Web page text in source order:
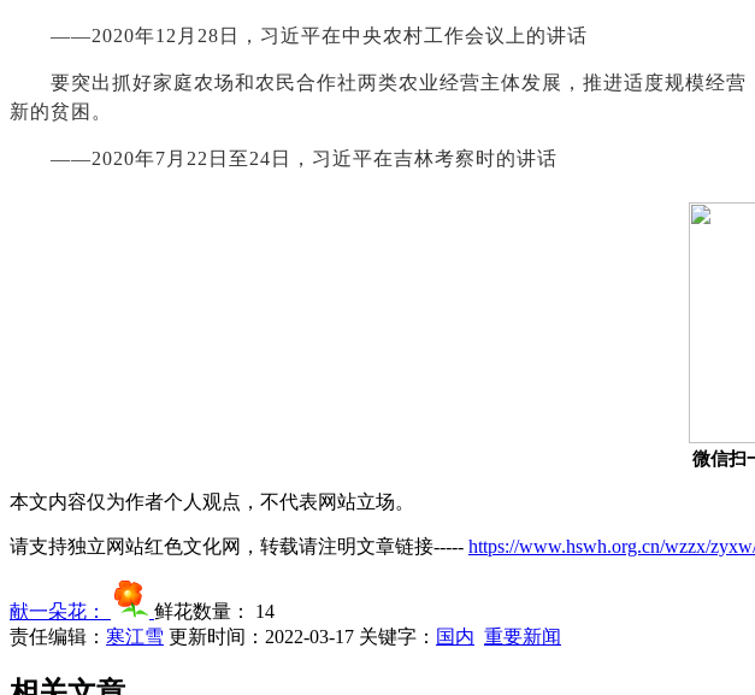
——2020年12月28日，习近平在中央农村工作会议上的讲话
要突出抓好家庭农场和农民合作社两类农业经营主体发展，推进适度规模经营
新的贫困。
——2020年7月22日至24日，习近平在吉林考察时的讲话
微信扫
本文内容仅为作者个人观点，不代表网站立场。
请支持独立网站红色文化网，转载请注明文章链接----- https://www.hswh.org.cn/wzzx/
献一朵花： 鲜花数量： 14
责任编辑： 寒江雪 更新时间：2022-03-17 关键字： 国内 重要新闻